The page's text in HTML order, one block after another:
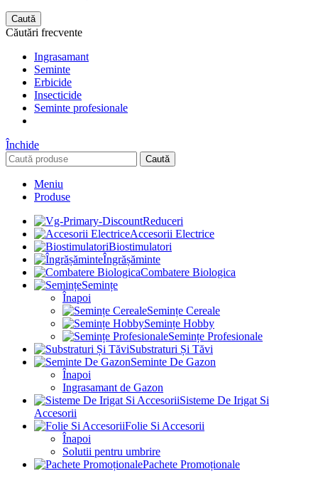
Caută
Căutări frecvente
Ingrasamant
Seminte
Erbicide
Insecticide
Seminte profesionale
Închide
Caută
Meniu
Produse
Reduceri
Accesorii Electrice
Biostimulatori
Îngrășăminte
Combatere Biologica
Semințe
Înapoi
Semințe Cereale
Semințe Hobby
Semințe Profesionale
Substraturi Și Tăvi
Seminte De Gazon
Înapoi
Ingrasamant de Gazon
Sisteme De Irigat Si
Accesorii
Folie Si Accesorii
Înapoi
Solutii pentru umbrire
Pachete Promoționale